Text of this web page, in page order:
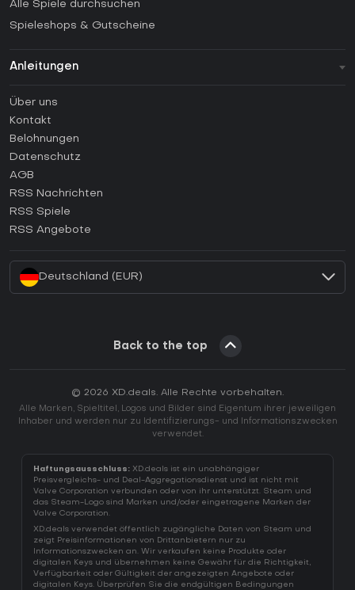
Alle Spiele durchsuchen
Spieleshops & Gutscheine
Anleitungen
Anleitungen
Wie aktiviert man einen Steam CD Key?
Wie aktiviert man einen Epic Games CD Key?
Wie aktiviert man einen GOG CD Key?
Wie aktiviert man einen Ubisoft Connect CD Key?
Über uns
Kontakt
Belohnungen
Datenschutz
AGB
RSS Nachrichten
RSS Spiele
RSS Angebote
Deutschland (EUR)
Back to the top
© 2026 XD.deals. Alle Rechte vorbehalten.
Alle Marken, Spieltitel, Logos und Bilder sind Eigentum ihrer jeweiligen
Inhaber und werden nur zu Identifizierungs- und Informationszwecken
verwendet.
Haftungsausschluss: XD.deals ist ein unabhängiger
Preisvergleichs- und Deal-Aggregationsdienst und ist nicht mit
Valve Corporation verbunden oder von ihr unterstützt. Steam und
das Steam-Logo sind Marken und/oder eingetragene Marken der
Valve Corporation.
XD.deals verwendet öffentlich zugängliche Daten von Steam und
zeigt Preisinformationen von Drittanbietern nur zu
Informationszwecken an. Wir verkaufen keine Produkte oder
digitalen Keys und übernehmen keine Gewähr für die Richtigkeit,
Verfügbarkeit oder Gültigkeit der angezeigten Angebote oder
digitalen Keys. Überprüfen Sie die endgültigen Bedingungen